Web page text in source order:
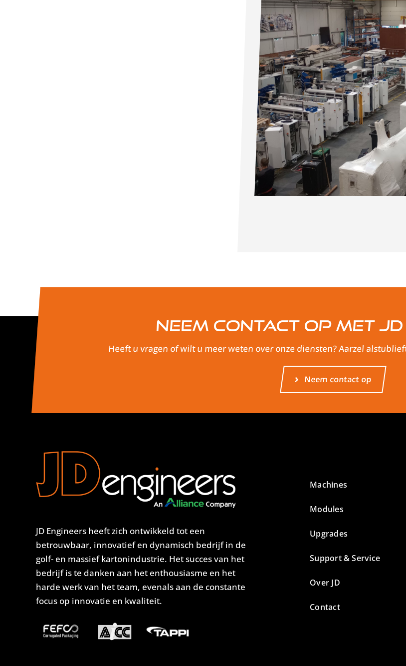
Neem contact op met
Heeft u vragen of wilt u meer weten over onze diensten? Aarzel
Neem contact op
JD Engineers heeft zich ontwikkeld tot een
betrouwbaar, innovatief en dynamisch bedrijf in de
golf- en massief kartonindustrie. Het succes van het
bedrijf is te danken aan het enthousiasme en het
harde werk van het team, evenals aan de constante
focus op innovatie en kwaliteit.
Machines
Modules
Upgrades
Support & Service
Over JD
Contact